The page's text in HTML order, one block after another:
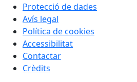
Protecció de dades
Avís legal
Política de cookies
Accessibilitat
Contactar
Crèdits